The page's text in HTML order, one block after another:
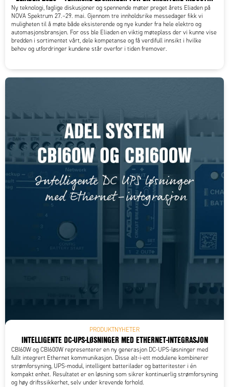
Ny teknologi, faglige diskusjoner og spennende møter preget årets Eliaden på
NOVA Spektrum 27.–29. mai. Gjennom tre innholdsrike messedager fikk vi
muligheten til å møte både eksisterende og nye kunder fra hele elektro og
automasjonsbransjen. For oss ble Eliaden en viktig møteplass der vi kunne vise
bredden i sortimentet vårt, dele kompetanse og få verdifull innsikt i hvilke
behov og utfordringer kundene står overfor i tiden fremover.
PRODUKTNYHETER
INTELLIGENTE DC-UPS-LØSNINGER MED ETHERNET-INTEGRASJON
CBI60W og CBI600W representerer en ny generasjon DC-UPS-løsninger med
fullt integrert Ethernet kommunikasjon. Disse alt-i-ett modulene kombinerer
strømforsyning, UPS-modul, intelligent batterilader og batteritester i én
kompakt enhet. Resultatet er en løsning som sikrer kontinuerlig strømforsyning
og høy driftssikkerhet, selv under krevende forhold.